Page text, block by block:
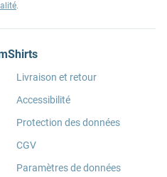
.
Livraison et retour
Accessibilité
Protection des données
CGV
Paramètres de données